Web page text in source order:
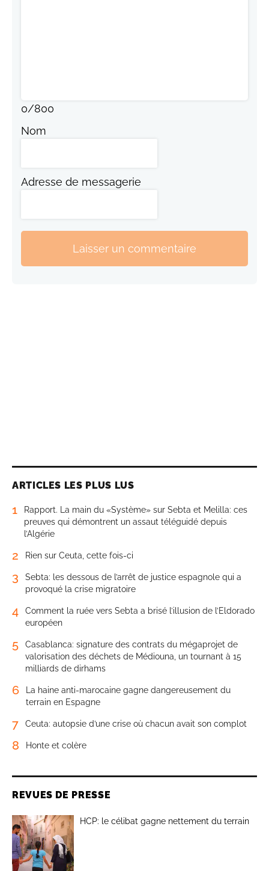
0/800
Nom
Adresse de messagerie
Laisser un commentaire
ARTICLES LES PLUS LUS
1
Rapport. La main du «Système» sur Sebta et Melilla: ces
preuves qui démontrent un assaut téléguidé depuis
l’Algérie
2 Rien sur Ceuta, cette fois-ci
3
Sebta: les dessous de l’arrêt de justice espagnole qui a
provoqué la crise migratoire
4
Comment la ruée vers Sebta a brisé l’illusion de l’Eldorado
européen
5
Casablanca: signature des contrats du mégaprojet de
valorisation des déchets de Médiouna, un tournant à 15
milliards de dirhams
6
La haine anti-marocaine gagne dangereusement du
terrain en Espagne
7 Ceuta: autopsie d’une crise où chacun avait son complot
8 Honte et colère
REVUES DE PRESSE
HCP: le célibat gagne nettement du terrain